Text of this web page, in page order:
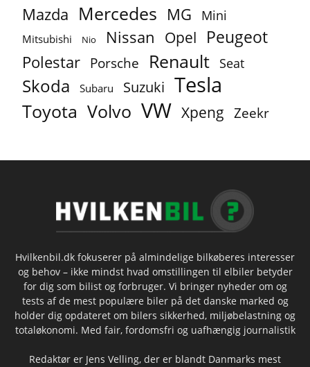
Mazda Mercedes MG Mini
Mitsubishi Nio Nissan Opel Peugeot
Polestar Porsche Renault Seat
Skoda Subaru Suzuki Tesla
Toyota Volvo VW Xpeng Zeekr
Hvilkenbil.dk fokuserer på almindelige bilkøberes interesser
og behov – ikke mindst hvad omstillingen til elbiler betyder
for dig som bilist og forbruger. Vi bringer nyheder om og
tests af de mest populære biler på det danske marked og
holder dig opdateret om bilers sikkerhed, miljøbelastning og
totaløkonomi. Med fair, fordomsfri og uafhængig journalistik
Redaktør er Jens Velling, der er blandt Danmarks mest